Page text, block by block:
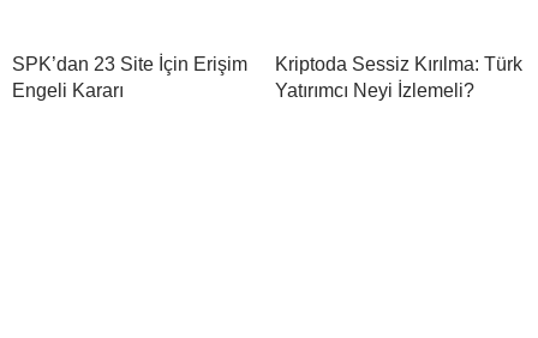
SPK’dan 23 Site İçin Erişim
Engeli Kararı
Kriptoda Sessiz Kırılma: Türk
Yatırımcı Neyi İzlemeli?